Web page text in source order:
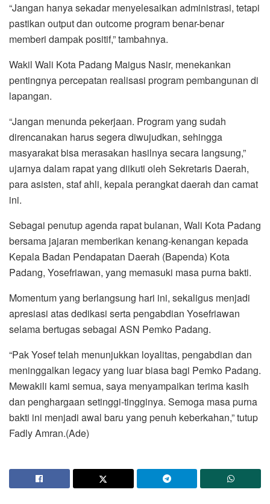
“Jangan hanya sekadar menyelesaikan administrasi, tetapi
pastikan output dan outcome program benar-benar
memberi dampak positif,” tambahnya.
Wakil Wali Kota Padang Maigus Nasir, menekankan
pentingnya percepatan realisasi program pembangunan di
lapangan.
“Jangan menunda pekerjaan. Program yang sudah
direncanakan harus segera diwujudkan, sehingga
masyarakat bisa merasakan hasilnya secara langsung,”
ujarnya dalam rapat yang diikuti oleh Sekretaris Daerah,
para asisten, staf ahli, kepala perangkat daerah dan camat
ini.
Sebagai penutup agenda rapat bulanan, Wali Kota Padang
bersama jajaran memberikan kenang-kenangan kepada
Kepala Badan Pendapatan Daerah (Bapenda) Kota
Padang, Yosefriawan, yang memasuki masa purna bakti.
Momentum yang berlangsung hari ini, sekaligus menjadi
apresiasi atas dedikasi serta pengabdian Yosefriawan
selama bertugas sebagai ASN Pemko Padang.
“Pak Yosef telah menunjukkan loyalitas, pengabdian dan
meninggalkan legacy yang luar biasa bagi Pemko Padang.
Mewakili kami semua, saya menyampaikan terima kasih
dan penghargaan setinggi-tingginya. Semoga masa purna
bakti ini menjadi awal baru yang penuh keberkahan,” tutup
Fadly Amran.(Ade)